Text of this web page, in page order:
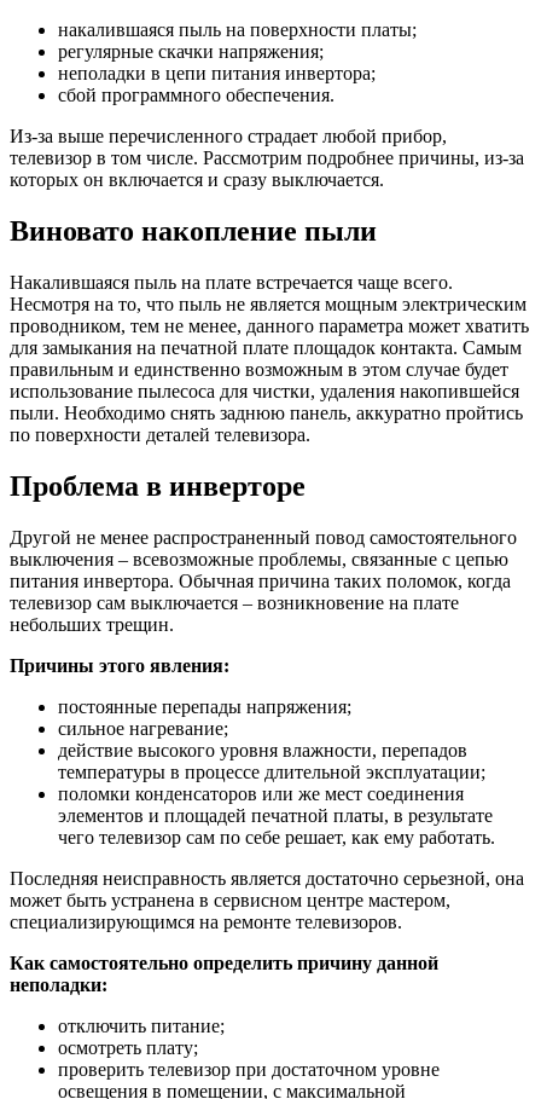
накалившаяся пыль на поверхности платы;
регулярные скачки напряжения;
неполадки в цепи питания инвертора;
сбой программного обеспечения.
Из-за выше перечисленного страдает любой прибор,
телевизор в том числе. Рассмотрим подробнее причины, из-за
которых он включается и сразу выключается.
Виновато накопление пыли
Накалившаяся пыль на плате встречается чаще всего.
Несмотря на то, что пыль не является мощным электрическим
проводником, тем не менее, данного параметра может хватить
для замыкания на печатной плате площадок контакта. Самым
правильным и единственно возможным в этом случае будет
использование пылесоса для чистки, удаления накопившейся
пыли. Необходимо снять заднюю панель, аккуратно пройтись
по поверхности деталей телевизора.
Проблема в инверторе
Другой не менее распространенный повод самостоятельного
выключения – всевозможные проблемы, связанные с цепью
питания инвертора. Обычная причина таких поломок, когда
телевизор сам выключается – возникновение на плате
небольших трещин.
Причины этого явления:
постоянные перепады напряжения;
сильное нагревание;
действие высокого уровня влажности, перепадов
температуры в процессе длительной эксплуатации;
поломки конденсаторов или же мест соединения
элементов и площадей печатной платы, в результате
чего телевизор сам по себе решает, как ему работать.
Последняя неисправность является достаточно серьезной, она
может быть устранена в сервисном центре мастером,
специализирующимся на ремонте телевизоров.
Как самостоятельно определить причину данной
неполадки:
отключить питание;
осмотреть плату;
проверить телевизор при достаточном уровне
освещения в помещении, с максимальной